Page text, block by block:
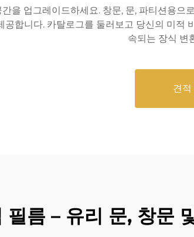
을 업그레이드하세요. 창문, 문, 파티션용
공합니다. 카탈로그를 둘러보고 당신의 미
속되는 장식 변
견적
름 – 유리 문, 창문